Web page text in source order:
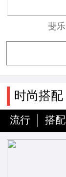
斐乐
时尚搭配
流行 搭配